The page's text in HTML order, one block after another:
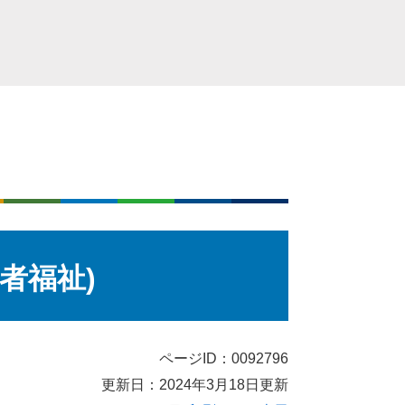
福祉)
ページID：0092796
更新日：2024年3月18日更新